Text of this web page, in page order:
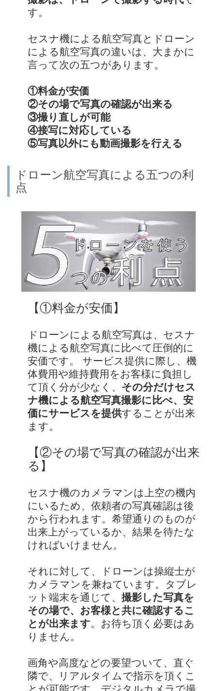
す。
セスナ機による航空写真とドローン
による航空写真の違いは、大まかに
言って次の五つがあります。
①料金が安価
②その場で写真の確認が出来る
③撮り直しが可能
④接写に対応している
⑤写真以外にも動画撮影を行える
ドローン航空写真による五つの利
点
【①料金が安価】
ドローンによる航空写真は、セスナ
機による航空写真に比べて圧倒的に
安価です。 サービス提供に際し、機
体費用や維持費用をお客様に負担し
て頂く分が少なく、 その分だけセス
ナ機による航空写真撮影に比べ、安
価にサービスを提供することが出来
ます。
【②その場で写真の確認が出来
る】
セスナ機のカメラマンは上空の機内
にいるため、依頼者の写真確認は後
から行われます。希望通りのものが
出来上がっているか、結果を待たな
ければいけません。
それに対して、ドローンは操縦士が
カメラマンを兼ねています。タブレ
ット端末を通じて、 撮影した写真を
その場で、お客様と共に確認するこ
とが出来ます。お待ち頂く必要はあ
りません。
画角や高度などの要望ついて、直ぐ
隣で、リアルタイムで指示を頂くこ